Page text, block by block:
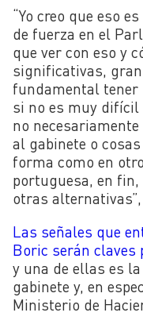
“Yo creo que eso
de fuerza en el
que ver con eso y
significativas,
fundamental
si no es muy difícil
no
al gabinete o
forma como en
portuguesa, en fin,
otras
Las señales que
Boric serán
y una de ellas es
gabinete y, en
Ministerio de